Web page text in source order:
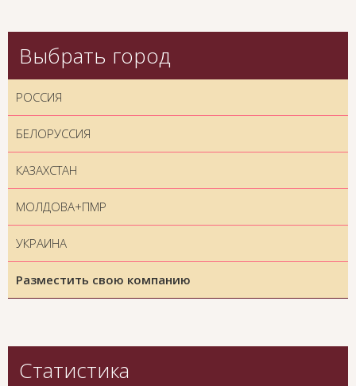
Выбрать город
РОССИЯ
БЕЛОРУССИЯ
КАЗАХСТАН
МОЛДОВА+ПМР
УКРАИНА
Разместить свою компанию
Статистика